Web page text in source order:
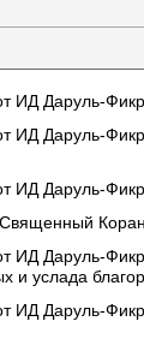
ИД Даруль-
ИД Даруль-
ИД Даруль-
Священный
ИД Даруль-
и услада
ИД Даруль-